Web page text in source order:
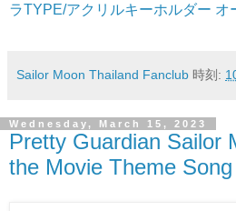
ラTYPE/アクリルキーホルダー オ
Sailor Moon Thailand Fanclub 時刻:
Wednesday, March 15, 2023
Pretty Guardian Sailor
the Movie Theme